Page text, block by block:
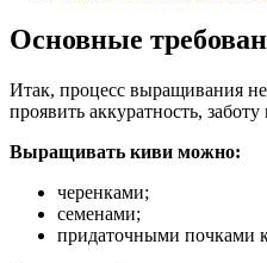
Основные
Итак, процесс выращивания
проявить аккуратность,
Выращивать киви можно:
черенками;
семенами;
придаточными почками